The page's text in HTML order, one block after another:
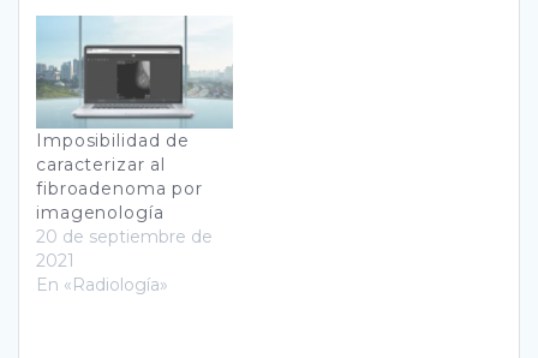
Imposibilidad de
caracterizar al
fibroadenoma por
imagenología
20 de septiembre de
2021
En «Radiología»